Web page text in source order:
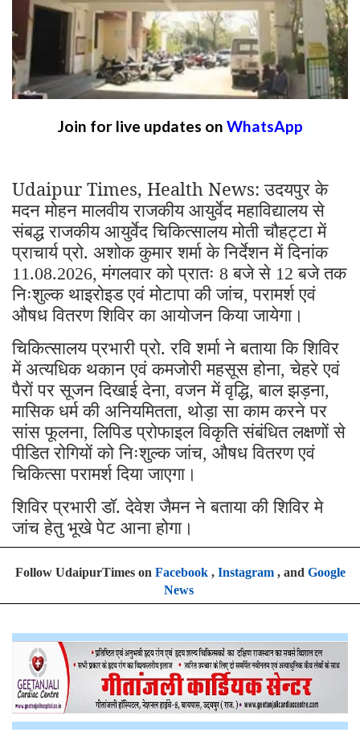
Join for live updates on WhatsApp
Udaipur Times, Health News: उदयपुर के
मदन मोहन मालवीय राजकीय आयुर्वेद महाविद्यालय से
संबद्ध राजकीय आयुर्वेद चिकित्सालय मोती चौहट्टा में
प्राचार्य प्रो. अशोक कुमार शर्मा के निर्देशन में दिनांक
11.08.2026,मंगलवार को प्रातः 8बजे से 12बजे तक
निःशुल्क थाइरोइड एवं मोटापा की जांच,परामर्श एवं
औषध वितरण शिविर का आयोजन किया जायेगा।
चिकित्सालय प्रभारी प्रो. रवि शर्मा ने बताया कि शिविर
में अत्यधिक थकान एवं कमजोरी महसूस होना,चेहरे एवं
पैरों पर सूजन दिखाई देना,वजन में वृद्धि,बाल झड़ना,
मासिक धर्म की अनियमितता, थोड़ा सा काम करने पर
सांस फूलना,लिपिड प्रोफाइल विकृति संबंधित लक्षणों से
पीडित रोगियों को निःशुल्क जांच, औषध वितरण एवं
चिकित्सा परामर्श दिया जाएगा।
शिविर प्रभारी डॉ. देवेश जैमन ने बताया की शिविर मे
जांच हेतु भूखे पेट आना होगा।
Follow UdaipurTimes on Facebook, Instagram, and Google
News